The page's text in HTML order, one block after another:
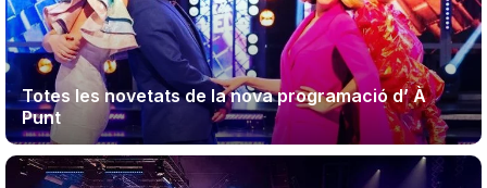
Totes les novetats de la nova programació d’ À
Punt